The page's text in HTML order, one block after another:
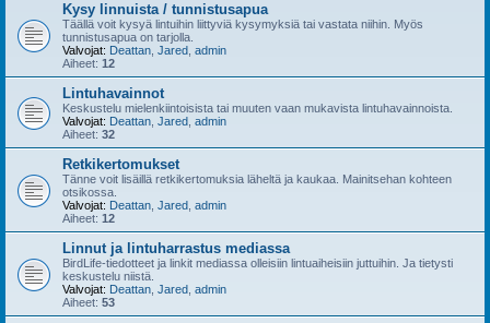
Kysy linnuista / tunnistusapua
Täällä voit kysyä lintuihin liittyviä kysymyksiä tai vastata niihin. Myös
tunnistusapua on tarjolla.
Valvojat: Deattan Jared admin
Aiheet: 12
Lintuhavainnot
Keskustelu mielenkiintoisista tai muuten vaan mukavista lintuhavainnoista.
Valvojat: Deattan Jared admin
Aiheet: 32
Retkikertomukset
Tänne voit lisäillä retkikertomuksia läheltä ja kaukaa. Mainitsehan kohteen
otsikossa.
Valvojat: Deattan Jared admin
Aiheet: 12
Linnut ja lintuharrastus mediassa
BirdLife-tiedotteet ja linkit mediassa olleisiin lintuaiheisiin juttuihin. Ja tietysti
keskustelu niistä.
Valvojat: Deattan Jared admin
Aiheet: 53